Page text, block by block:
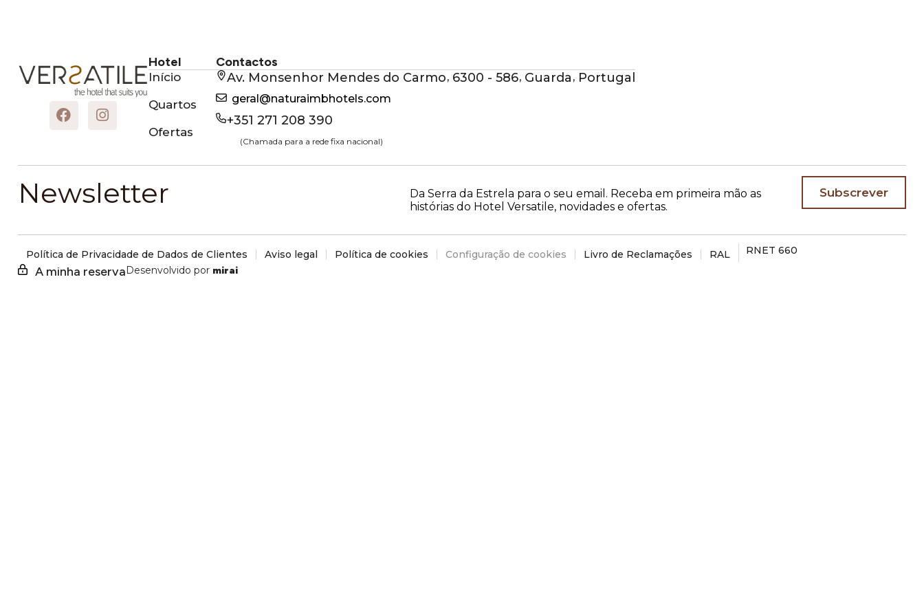
Hotel
Início
Quartos
Ofertas
Contactos
Av. Monsenhor Mendes do Carmo, 6300 - 586, Guarda , Portugal
geral@naturaimbhotels.com
+351 271 208 390
(Chamada para a rede fixa nacional)
Newsletter
Da Serra da Estrela para o seu email. Receba em primeira mão as
histórias do Hotel Versatile, novidades e ofertas.
Subscrever
Política de Privacidade de Dados de Clientes Aviso legal Política de cookies Configuração de cookies Livro de Reclamações RAL RNET 660
A minha reserva Desenvolvido por mirai